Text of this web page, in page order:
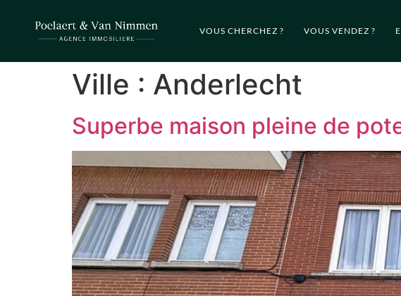
VOUS CHERCHEZ ? VOUS VENDEZ ?
Ville : Anderlecht
Superbe maison pleine de